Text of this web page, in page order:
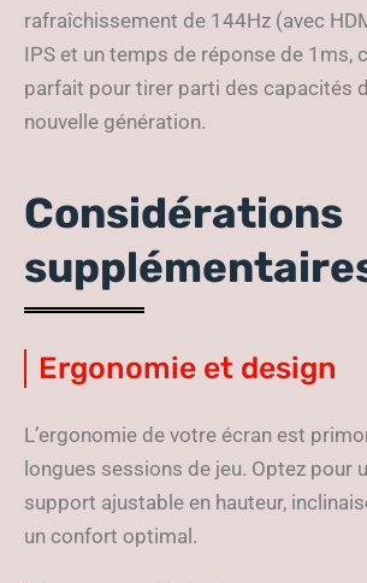
rafraîchissement de 144Hz (avec
IPS et un temps de réponse de 1ms,
parfait pour tirer parti des capacités
nouvelle génération.
Considérations
Ergonomie et design
L’ergonomie de votre écran est
longues sessions de jeu. Optez pour
support ajustable en hauteur,
un confort optimal.